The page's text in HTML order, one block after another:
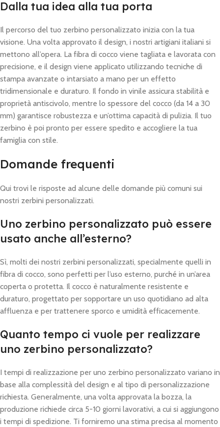
Dalla tua idea alla tua porta
Il percorso del tuo zerbino personalizzato inizia con la tua
visione. Una volta approvato il design, i nostri artigiani italiani si
mettono all’opera. La fibra di cocco viene tagliata e lavorata con
precisione, e il design viene applicato utilizzando tecniche di
stampa avanzate o intarsiato a mano per un effetto
tridimensionale e duraturo. Il fondo in vinile assicura stabilità e
proprietà antiscivolo, mentre lo spessore del cocco (da 14 a 30
mm) garantisce robustezza e un’ottima capacità di pulizia. Il tuo
zerbino è poi pronto per essere spedito e accogliere la tua
famiglia con stile.
Domande frequenti
Qui trovi le risposte ad alcune delle domande più comuni sui
nostri zerbini personalizzati.
Uno zerbino personalizzato può essere
usato anche all’esterno?
Sì, molti dei nostri zerbini personalizzati, specialmente quelli in
fibra di cocco, sono perfetti per l’uso esterno, purché in un’area
coperta o protetta. Il cocco è naturalmente resistente e
duraturo, progettato per sopportare un uso quotidiano ad alta
affluenza e per trattenere sporco e umidità efficacemente.
Quanto tempo ci vuole per realizzare
uno zerbino personalizzato?
I tempi di realizzazione per uno zerbino personalizzato variano in
base alla complessità del design e al tipo di personalizzazione
richiesta. Generalmente, una volta approvata la bozza, la
produzione richiede circa 5-10 giorni lavorativi, a cui si aggiungono
i tempi di spedizione. Ti forniremo una stima precisa al momento